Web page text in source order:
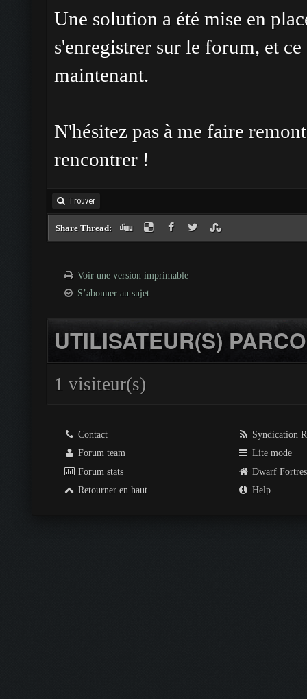
Une solution a été mise en
s'enregistrer sur le forum, et
maintenant.
N'hésitez pas à me faire
rencontrer !
Trouver
Share Thread:
Voir une version imprimable
S’abonner au sujet
UTILISATEUR(S)
1 visiteur(s)
Contact
Forum team
Forum stats
Retourner en haut
Syndication
Lite mode
Dwarf
Help